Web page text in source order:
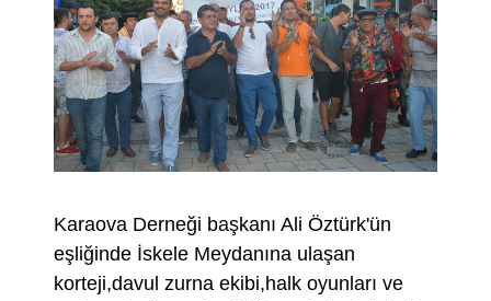
Karaova Derneği başkanı Ali Öztürk'ün
eşliğinde İskele Meydanına ulaşan
korteji,davul zurna ekibi,halk oyunları ve